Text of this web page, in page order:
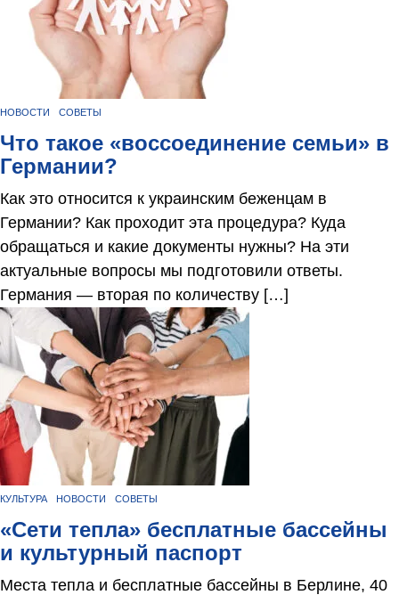
НОВОСТИ СОВЕТЫ
Что такое «воссоединение семьи» в
Германии?
Как это относится к украинским беженцам в
Германии? Как проходит эта процедура? Куда
обращаться и какие документы нужны? На эти
актуальные вопросы мы подготовили ответы.
Германия — вторая по количеству […]
КУЛЬТУРА НОВОСТИ СОВЕТЫ
«Сети тепла» бесплатные бассейны
и культурный паспорт
Места тепла и бесплатные бассейны в Берлине, 40